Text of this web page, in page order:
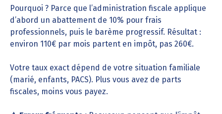
Pourquoi ? Parce que l’administration fiscale applique
d’abord un abattement de 10% pour frais
professionnels, puis le barème progressif. Résultat :
environ 110€ par mois partent en impôt, pas 260€.
Votre taux exact dépend de votre situation familiale
(marié, enfants, PACS). Plus vous avez de parts
fiscales, moins vous payez.